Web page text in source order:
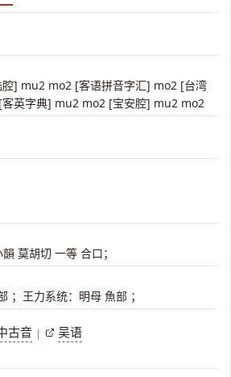
] mu2 mo2 [客语拼音字汇] mo2 [台湾
英字典] mu2 mo2 [宝安腔] mu2 mo2
莫胡切 一等 合口；
；王力系统：明母 魚部 ；
古音 | 吴语